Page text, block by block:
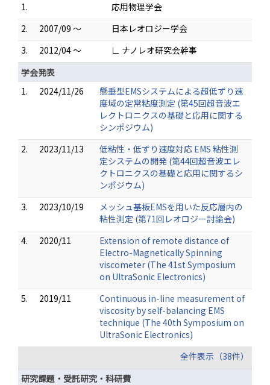
1.
応用物理学会
2.
2007/09 ～
日本レオロジー学会
3.
2012/04 ～
∟ ナノレオ研究会幹事
学会発表
1.
2024/11/26
懸垂型EMSシステムによる超低ずり速
度域の定常粘度測定 (第45回超音波エ
レクトロニクスの基礎と応用に関する
シンポジウム)
2.
2023/11/13
低粘性・低ずり速度対応 EMS 粘性測
定システムの開発 (第44回超音波エレ
クトロニクスの基礎と応用に関するシ
ンポジウム)
3.
2023/10/19
メッシュ基板EMSを用いた反応層内の
粘性測定 (第71回レオロジー討論会)
4.
2020/11
Extension of remote distance of
Electro-Magnetically Spinning
viscometer (The 41st Symposium
on UltraSonic Electronics)
5.
2019/11
Continuous in-line measurement of
viscosity by self-balancing EMS
technique (The 40th Symposium on
UltraSonic Electronics)
全件表示（38件）
研究課題・受託研究・科研費